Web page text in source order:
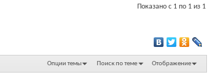
Показано с 1 по 1 из 1
Опции темы Поиск по теме Отображение